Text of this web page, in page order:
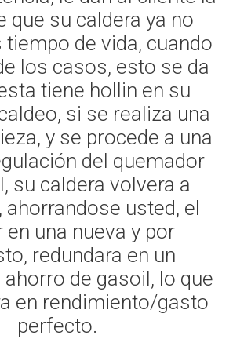
que su caldera ya no
de vida, cuando
los casos, esto se da
tiene hollin en su
si se realiza una
y se procede a una
del quemador
su caldera volvera a
ahorrandose usted, el
en una nueva y por
redundara en un
de gasoil, lo que
en rendimiento/gasto
perfecto.